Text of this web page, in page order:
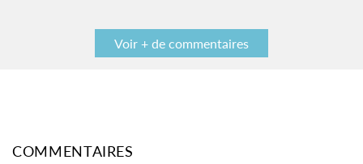
Publié le 20 septembre 2024
PIERRE
Voir + de commentaires
COMMENTAIRES